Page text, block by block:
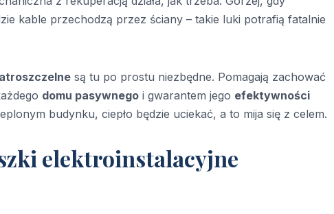
kable przechodzą przez ściany – takie luki potrafią fatalnie
są tu po prostu niezbędne. Pomagają zachować
domu pasywnego i gwarantem jego efektywności
budynku, ciepło będzie uciekać, a to mija się z celem.
elektroinstalacyjne